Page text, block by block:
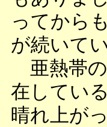
ってから
が続いて
亜熱帯
在してい
晴れ上が